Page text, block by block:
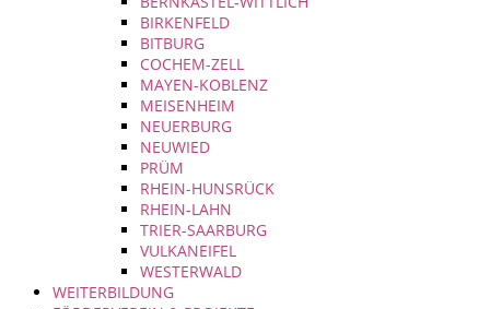
BIRKENFELD
BITBURG
COCHEM-ZELL
MAYEN-KOBLENZ
MEISENHEIM
NEUERBURG
NEUWIED
PRÜM
RHEIN-HUNSRÜCK
RHEIN-LAHN
TRIER-SAARBURG
VULKANEIFEL
WESTERWALD
WEITERBILDUNG